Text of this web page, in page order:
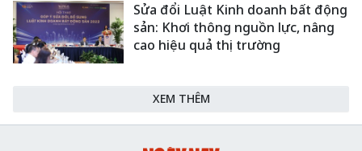
Sửa đổi Luật Kinh doanh bất động
sản: Khơi thông nguồn lực, nâng
cao hiệu quả thị trường
XEM THÊM